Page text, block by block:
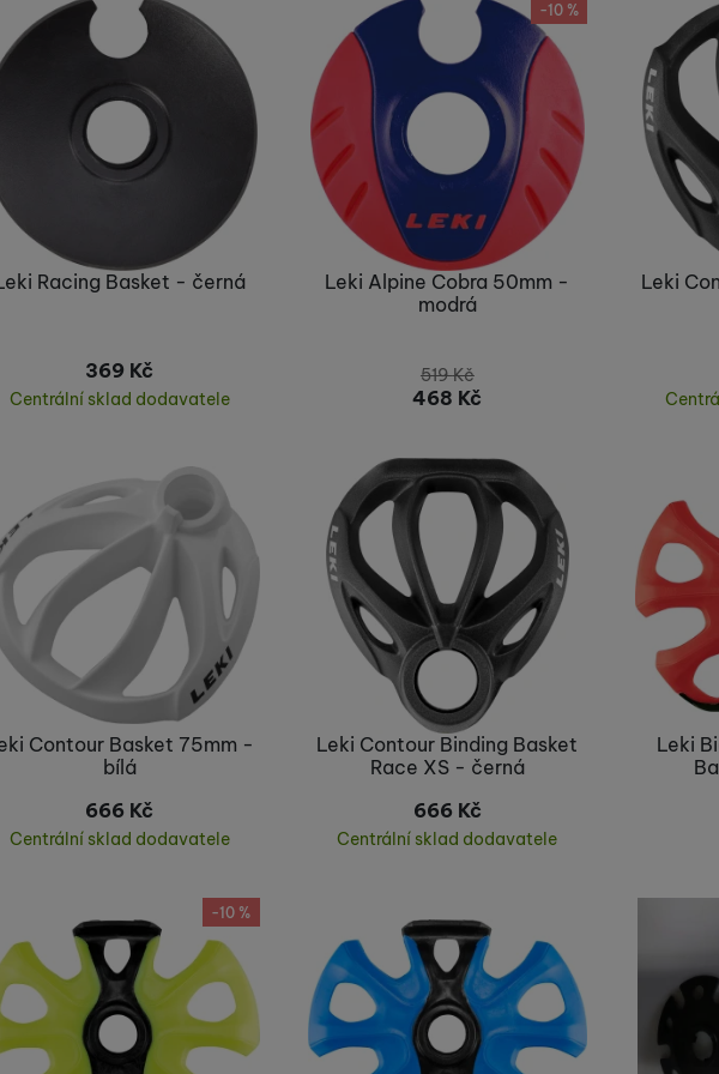
my nebo naši partneři, abychom vám mohli zobrazit vhodné obsahy nebo
na stránkách třetích stran.
Racing Basket - černá
369 Kč
Centrální sklad dodavatele
-10 %
Leki Alpine Cobra 50mm -
modrá
519Kč
468 Kč
Leki
Contour Basket 75mm -
bílá
666 Kč
Centrální sklad dodavatele
Leki Contour Binding Basket
Race XS - černá
666 Kč
Centrální sklad dodavatele
Leki
-10 %